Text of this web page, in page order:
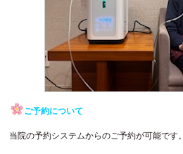
ご予約について
当院の予約システムからのご予約が可能です。